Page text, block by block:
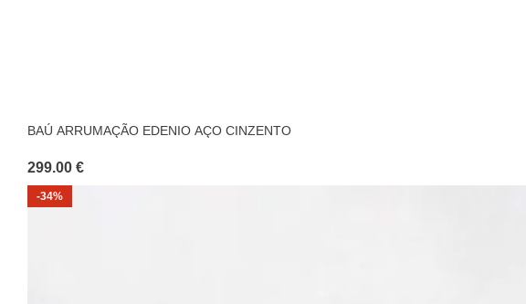
BAÚ ARRUMAÇÃO EDENIO AÇO CINZENTO
299.00 €
-34%